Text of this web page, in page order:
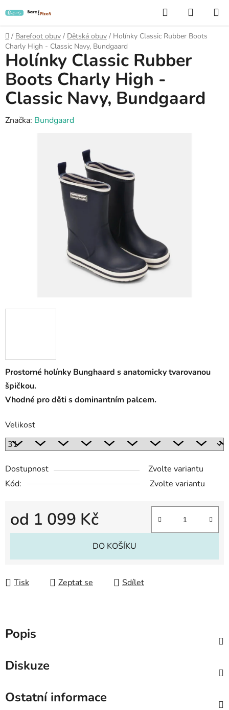
na
obsah
Hledat
KOŠÍK
Domů
/ Barefoot obuv / Dětská obuv / Holínky Classic Rubber Boots
Charly High - Classic Navy, Bundgaard
Prostorné holínky Bunghaard s anatomicky tvarovanou
špičkou.
Vhodné pro děti s dominantním palcem.
Velikost
Dostupnost
Zvolte variantu
Kód:
Zvolte variantu
od 1 099 Kč
Měrná cena:
DO KOŠÍKU
Tisk Zeptat se Sdílet
Holínky Classic Rubber
Boots Charly High -
Classic Navy, Bundgaard
Značka: Bundgaard
Popis
Diskuze
Ostatní informace